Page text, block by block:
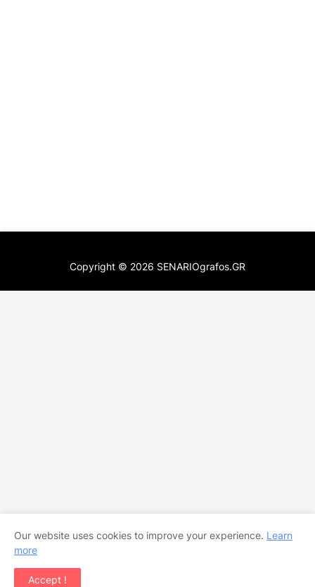
Copyright © 2026 SENARIOgrafos.GR
Our website uses cookies to improve your experience. Learn
more
Accept !